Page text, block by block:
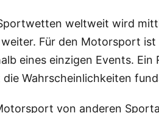
weltweit wird
Für den Motorsport
eines einzigen Events.
Wahrscheinlichkeiten
von anderen